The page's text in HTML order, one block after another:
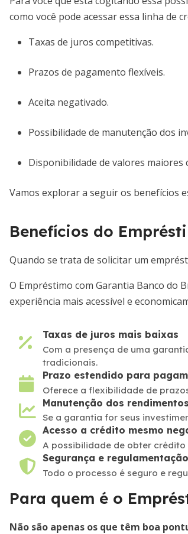
como você pode acessar essa linha de
Taxas de juros competitivas.
Prazos de pagamento flexíveis.
Aceita negativado.
Possibilidade de manutenção dos
Disponibilidade de valores maiores
Vamos explorar a seguir os benefícios
Benefícios do
Quando se trata de solicitar um
O Empréstimo com Garantia Banco do
experiência mais acessível e
Taxas de juros mais baixas
Com a presença de uma
tradicionais.
Prazo estendido para
Oferece a flexibilidade de
Manutenção dos rendimentos
Se a garantia for seus
Acesso a crédito mesmo
A possibilidade de obter
Segurança e regulamentação
Todo o processo é seguro e
Para quem é o
Não são apenas os que têm boa